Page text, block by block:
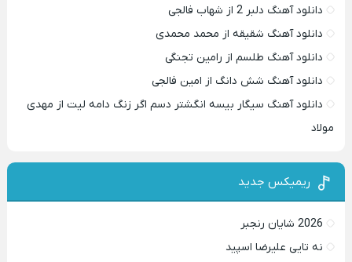
دانلود آهنگ دلبر 2 از شهاب فالجی
دانلود آهنگ شقیقه از محمد محمدی
دانلود آهنگ طلسم از رامین تجنگی
دانلود آهنگ شش دانگ از امین فالجی
دانلود آهنگ سیگار بیسه انگشتر دسم اگر زنگ دامه لیت از مهدی
مولاد
ریمیکس جدید
2026 شایان رنجبر
نه تایی علیرضا اسپید